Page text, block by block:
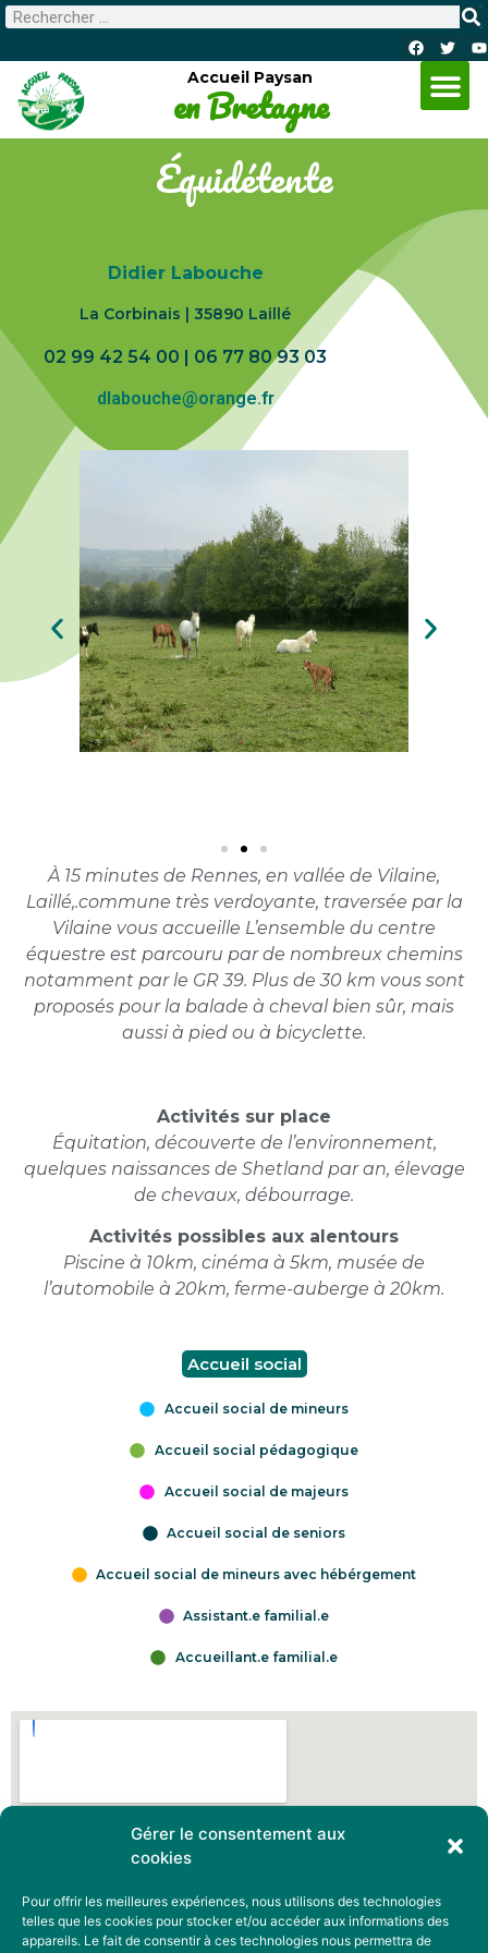
Gérer le consentement aux
cookies
Pour offrir les meilleures expériences, nous utilisons des technologies
telles que les cookies pour stocker et/ou accéder aux informations des
appareils. Le fait de consentir à ces technologies nous permettra de
Accueil Paysan
en Bretagne
Équidétente
Didier Labouche
La Corbinais | 35890 Laillé
02 99 42 54 00 | 06 77 80 93 03
dlabouche@orange.fr
À 15 minutes de Rennes, en vallée de Vilaine,
Laillé,.commune très verdoyante, traversée par la
Vilaine vous accueille L’ensemble du centre
équestre est parcouru par de nombreux chemins
notamment par le GR 39. Plus de 30 km vous sont
proposés pour la balade à cheval bien sûr, mais
aussi à pied ou à bicyclette.
Activités sur place
Équitation, découverte de l’environnement,
quelques naissances de Shetland par an, élevage
de chevaux, débourrage.
Activités possibles aux alentours
Piscine à 10km, cinéma à 5km, musée de
l’automobile à 20km, ferme-auberge à 20km.
Accueil social
Accueil social de mineurs
Accueil social pédagogique
Accueil social de majeurs
Accueil social de seniors
Accueil social de mineurs avec hébérgement
Assistant.e familial.e
Accueillant.e familial.e